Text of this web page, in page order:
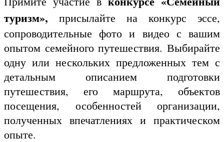
туризм», присылайте на конкурс эссе,
сопроводительные фото и видео с вашим
опытом семейного путешествия. Выбирайте
одну или нескольких предложенных тем с
детальным описанием подготовки
путешествия, его маршрута, объектов
посещения, особенностей организации,
полученных впечатлениях и практическом
опыте.